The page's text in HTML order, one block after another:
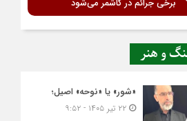
و هنر
«شور» یا «نوحه» اصیل؛